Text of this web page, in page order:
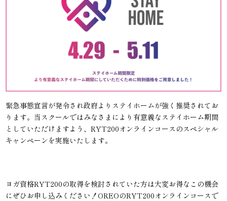
緊急事態宣言が発令され政府よりステイホームが強く推奨されてお
ります。当スクールではみなさまにより有意義なステイホーム期間
としていただけますよう、RYT200オンラインコースのスペシャル
キャンペーンを実施いたします。
ヨガ資格RYT200の取得を検討されていた方は大変お得なこの機会
にぜひお申し込みください！OREOのRYT200オンラインコースで